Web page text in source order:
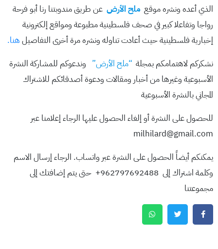
الذي أعده ونشره موقع ملح الأرض عن طريق مندوبتنا رنا أبو فرحة
رواجا وتفاعلا كبير في صحف فلسطينية مطبوعة ومواقع إلكترونية
إخبارية فلسطينية حيث أعادت تناوله ونشره مرة أخرى التفاصيل هنا.
نشكركم لاهتمامكم بمجلة “ملح الأرض” وندعوكم للمشاركة النشرة
الأسبوعية وغيرها من أخبار ومقالات ودعوة أصدقائكم للاشتراك
المجاني بالنشرة الأسبوعية
للحصول على النشرة أو إلغاء الحصول عليها الرجاء إعلامنا عبر
milhilard@gmail.com
يمكنكم أيضاً الحصول على النشرة عبر واتساب. الرجاء إرسال الاسم
وكلمة اشتراك إلى 962797692488+ حتى يتم إضافتك إلى
مجموعتنا